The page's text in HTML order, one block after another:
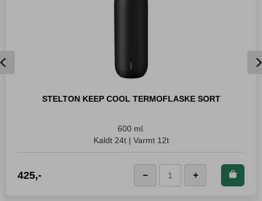
STELTON KEEP COOL TERMOFLASKE SORT
600 ml.
Kaldt 24t | Varmt 12t
425,-
Kjøp dette produktet og
spar425Poeng!
− +
LEGG I KURVEN
Previous